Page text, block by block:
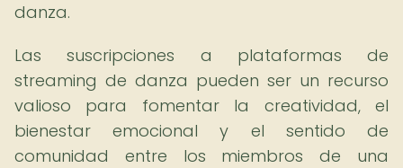
danza.
Las suscripciones a plataformas de
streaming de danza pueden ser un recurso
valioso para fomentar la creatividad, el
bienestar emocional y el sentido de
comunidad entre los miembros de una